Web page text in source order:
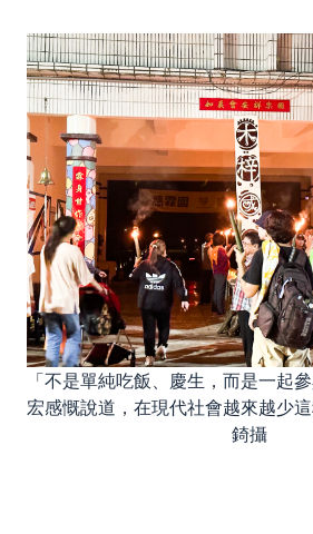
「不是單純吃飯、慶生，而是一起
宏感慨說道，在現代社會越來越少
錡攝